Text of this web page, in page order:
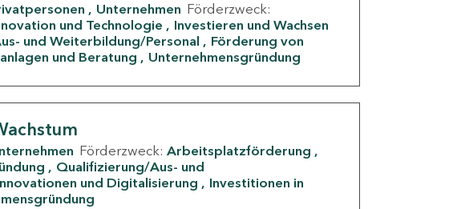
Unternehmen Förderzweck:
und Technologie
Investieren und Wachsen
und Weiterbildung/Personal
Förderung von
und Beratung Unternehmensgründung
Förderzweck: Arbeitsplatzförderung
Qualifizierung/Aus- und
und Digitalisierung
Investitionen in